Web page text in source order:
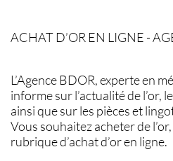
ACHAT D’OR EN LIGNE -
L’Agence BDOR, experte en
informe sur l’actualité de l’or,
ainsi que sur les pièces et
Vous souhaitez acheter de
rubrique d’achat d’or en ligne.